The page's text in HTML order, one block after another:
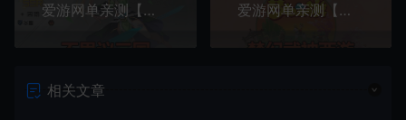
爱游网单亲测【不思议三国】单机版二次元立绘 俯视角3D横版通关 可改钻石金币首冲 虚拟机一键端 视频安装教学
爱游网单亲测【梦幻武神西游】单机模拟器手游 自动挂机 网页GM后台 虚拟机一键端 视频安装教学
相关文章